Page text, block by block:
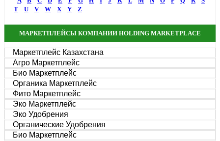
T
U V W X Y Z
МАРКЕТПЛЕЙСЫ КОМПАНИИ HOLDING MARKETPLACE
Маркетплейс Казахстана
Агро Маркетплейс
Био Маркетплейс
Органика Маркетплейс
Фито Маркетплейс
Эко Маркетплейс
Эко Удобрения
Органические Удобрения
Био Маркетплейс